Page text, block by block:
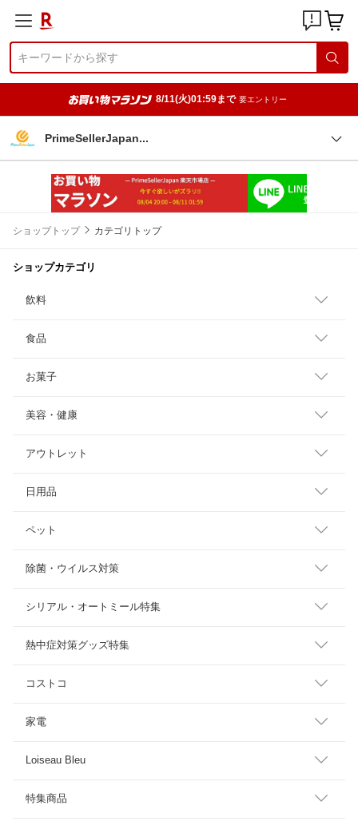
8/11(火)01:59まで 要エントリー
PrimeSellerJapan
ショップトップ カテゴリトップ
ショップカテゴリ
飲料
食品
お菓子
美容・健康
アウトレット
日用品
ペット
除菌・ウイルス対策
シリアル・オートミール特集
熱中症対策グッズ特集
コストコ
家電
Loiseau Bleu
特集商品